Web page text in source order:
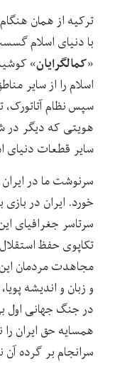
ترکیه از همان
با دنیای اسلام
«کمال‏گرایان»
اسلام را از سایر
سپس نظام آتاتورک،
هویتی که دیگر در
سایر قطعات دنیای
سرنوشت ما در
خورد. ایران در
سرتاسر جغرافیای
تکاپوی حفظ
مجاهدت مردمان
و زبان و اندیشه
در جنگ جهانی اول
همسایه حق ایران
سرانجام بر گرده